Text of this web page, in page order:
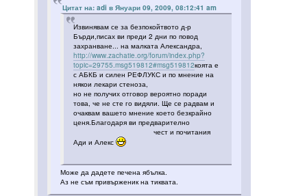
Цитат на: adi в Януари 09, 2009, 08:12:41 am
Извинявам се за безпокойтвото д-р
Бърди,писах ви преди 2 дни по повод
захранване... на малката Александра,
http://www.zachatie.org/forum/index.php?
topic=29755.msg519812#msg519812коята е
с АБКБ и силен РЕФЛУКС и по мнение на
някои лекари стеноза,
но не получих отговор вероятно поради
това, че не сте го видяли. Ще се радвам и
очаквам вашето мнение което безкрайно
ценя.Благодаря ви предварително
чест и почитания
Ади и Алекс
Може да дадете печена ябълка.
Аз не съм привърженик на тиквата.